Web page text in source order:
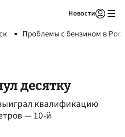
Новости
Проблемы с бензином в
десятку
квалификацию
— 10-й